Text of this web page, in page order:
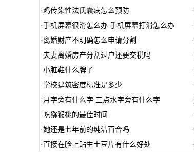
·鸡传染性法氏囊病怎么预防 ·
·手机屏幕很滑怎么办 手机屏幕打滑怎么办 ·
· 离婚财产不明确怎么申请分割 ·
· 夫妻离婚房产分割过户还要交税吗 ·
·小脏鞋什么牌子 ·
·学校建筑密度标准是多少 ·
· 月字旁有什么字 三点水字旁有什么字 ·
· 吃猕猴桃的最佳时间 ·
·她还是七年前的纯洁百合吗 ·
· 直接在脸上贴生土豆片有什么好处 ·